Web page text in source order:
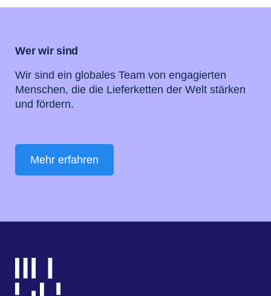
Wer wir sind
Wir sind ein globales Team von engagierten
Menschen, die die Lieferketten der Welt stärken
und fördern.
Mehr erfahren